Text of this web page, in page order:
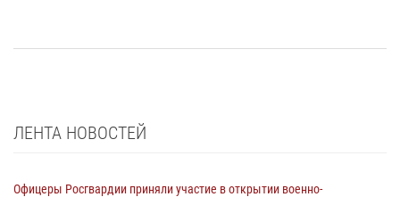
ЛЕНТА НОВОСТЕЙ
Офицеры Росгвардии приняли участие в открытии военно-